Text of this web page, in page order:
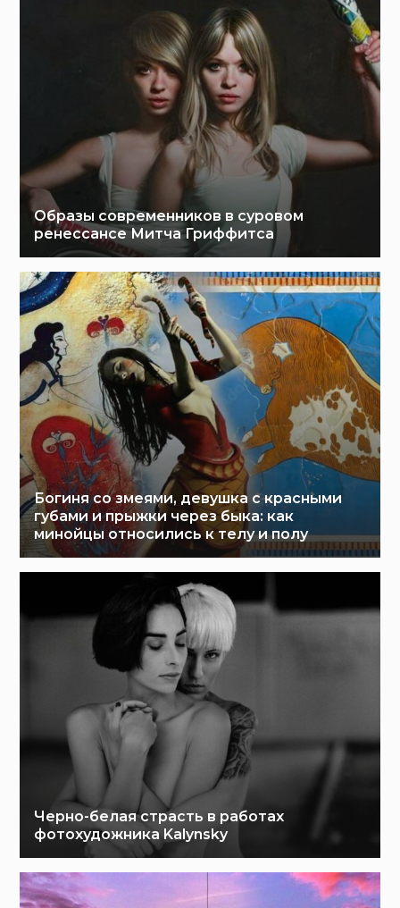
Образы современников в суровом
ренессансе Митча Гриффитса
Богиня со змеями, девушка с красными
губами и прыжки через быка: как
минойцы относились к телу и полу
Черно-белая страсть в работах
фотохудожника Kalynsky